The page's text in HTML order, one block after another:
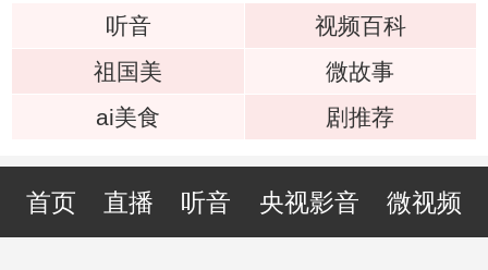
听音
视频百科
祖国美
微故事
ai美食
剧推荐
首页 直播 听音 央视影音 微视频